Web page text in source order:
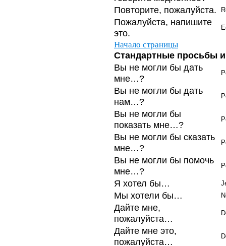
Повторите, пожалуйста.
Пожалуйста, напишите
это.
Начало страницы
Стандартные просьбы
Вы не могли бы дать
мне…?
Вы не могли бы дать
нам…?
Вы не могли бы
показать мне…?
Вы не могли бы сказать
мне…?
Вы не могли бы помочь
мне…?
Я хотел бы…
Мы хотели бы…
Дайте мне,
пожалуйста…
Дайте мне это,
пожалуйста…